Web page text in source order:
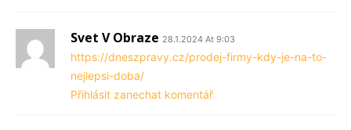
Svet V Obraze 28.1.2024 At 9:03
https://dneszpravy.cz/prodej-firmy-kdy-je-na-to-
nejlepsi-doba/
Přihlásit zanechat komentář